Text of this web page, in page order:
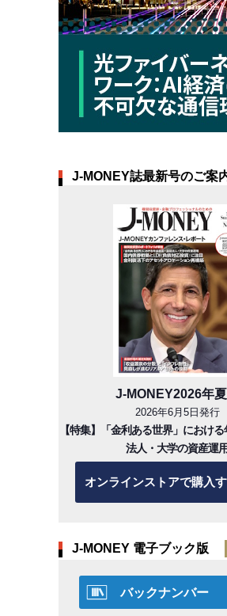
J-MONEY誌最新号のご案
J-MONEY2026年
2026年6月5日発行
【特集】「金利ある世界」におけ
法人・大学の資産運用
オンラインストアで購入
J-MONEY 電子ブック版
バックナンバー